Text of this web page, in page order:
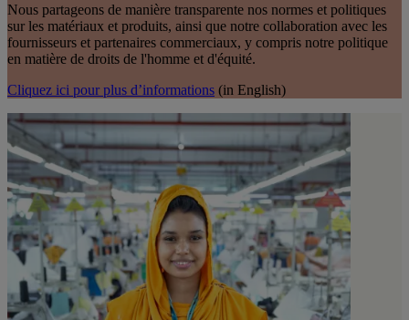
Nous partageons de manière transparente nos normes et politiques
sur les matériaux et produits, ainsi que notre collaboration avec les
fournisseurs et partenaires commerciaux, y compris notre politique
en matière de droits de l'homme et d'équité.
Cliquez ici pour plus d’informations (in English)